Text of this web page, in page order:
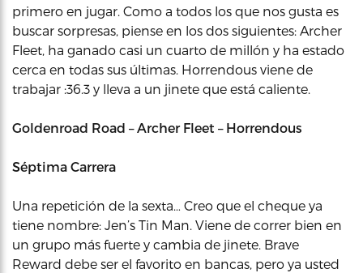
primero en jugar. Como a todos los que nos gusta es
buscar sorpresas, piense en los dos siguientes: Archer
Fleet, ha ganado casi un cuarto de millón y ha estado
cerca en todas sus últimas. Horrendous viene de
trabajar :36.3 y lleva a un jinete que está caliente.
Goldenroad Road – Archer Fleet – Horrendous
Séptima Carrera
Una repetición de la sexta… Creo que el cheque ya
tiene nombre: Jen’s Tin Man. Viene de correr bien en
un grupo más fuerte y cambia de jinete. Brave
Reward debe ser el favorito en bancas, pero ya usted